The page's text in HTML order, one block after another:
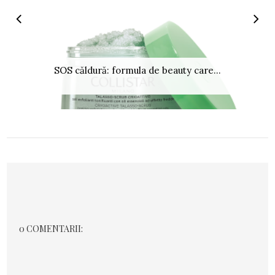
SOS căldură: formula de beauty care...
0 COMENTARII: